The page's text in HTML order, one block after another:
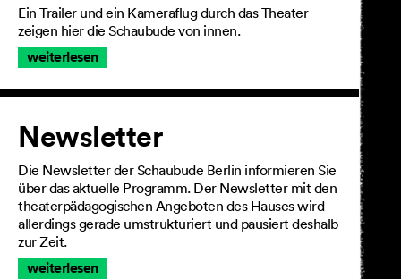
Ein Trailer und ein Kameraflug durch das Theater
zeigen hier die Schaubude von innen.
weiterlesen
Newsletter
Die Newsletter der Schaubude Berlin informieren Sie
über das aktuelle Programm. Der Newsletter mit den
theaterpädagogischen Angeboten des Hauses wird
allerdings gerade umstrukturiert und pausiert deshalb
zur Zeit.
weiterlesen